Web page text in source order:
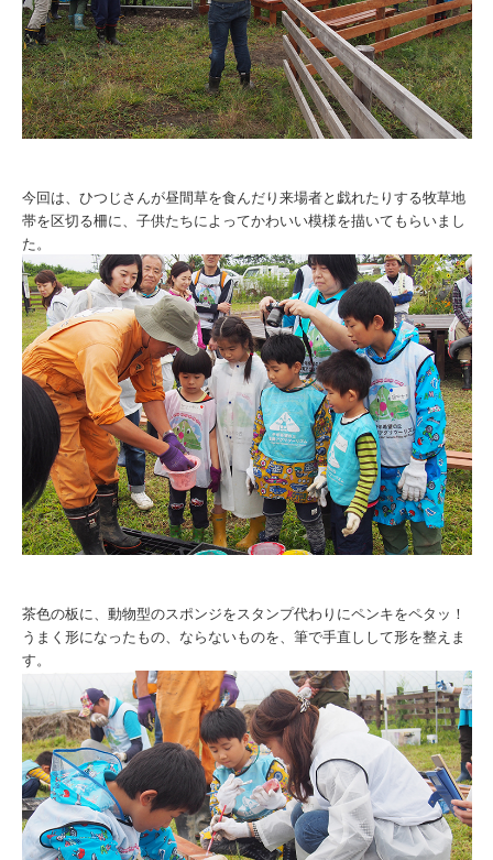
今回は、ひつじさんが昼間草を食んだり来場者と戯れたりする牧草地
帯を区切る柵に、子供たちによってかわいい模様を描いてもらいまし
た。
茶色の板に、動物型のスポンジをスタンプ代わりにペンキをペタッ！
うまく形になったもの、ならないものを、筆で手直しして形を整えま
す。